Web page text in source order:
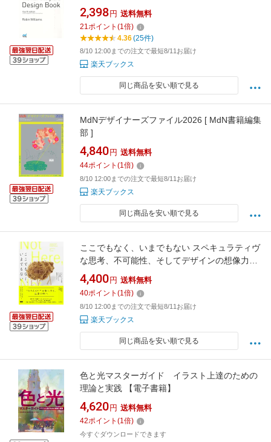
2,398 円 送料無料
21ポイント (1倍)
4.36(25件)
8/10 12:00までの注文で最短8/11お届け
楽天ブックス
同じ商品を安い順で見る
MdNデザイナーズファイル2026 [ MdN書籍編集
部 ]
4,840 円 送料無料
44ポイント (1倍)
8/10 12:00までの注文で最短8/11お届け
楽天ブックス
同じ商品を安い順で見る
ここでもなく、いまでもない スペキュラティヴ
な思考、不可能性、そしてデザインの想像力に
ついて [ アンソニー・ダン ]
4,400 円 送料無料
40ポイント (1倍)
8/10 12:00までの注文で最短8/11お届け
楽天ブックス
同じ商品を安い順で見る
色と光マスターガイド イラスト上達のための
理論と実践 【電子書籍】
4,620 円 送料無料
42ポイント (1倍)
今すぐダウンロードできます